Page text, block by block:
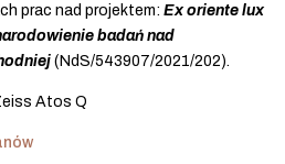
prac nad projektem: Ex oriente lux
badań nad
(NdS/543907/2021/202).
Atos Q